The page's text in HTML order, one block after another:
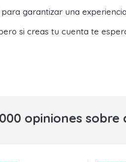
garantizar una
si creas tu cuenta te
opiniones sobre